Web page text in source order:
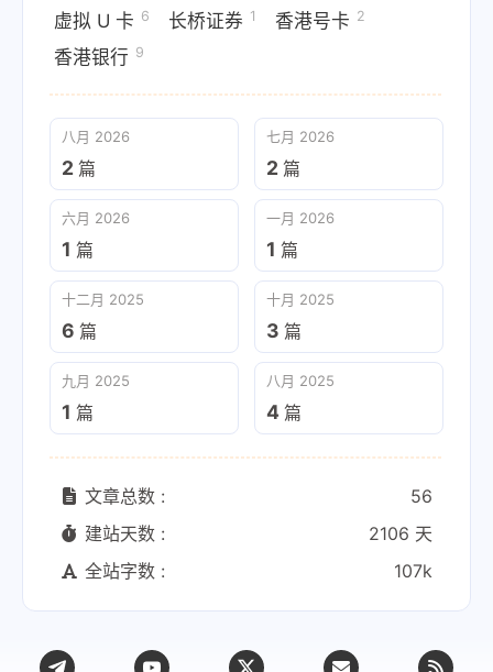
虚拟 U 卡 6 长桥证券 1 香港号卡 2
香港银行 9
八月 2026
2 篇
七月 2026
2 篇
六月 2026
1 篇
一月 2026
1 篇
十二月 2025
6 篇
十月 2025
3 篇
九月 2025
1 篇
八月 2025
4 篇
文章总数 :
56
建站天数 :
2106 天
全站字数 :
107k